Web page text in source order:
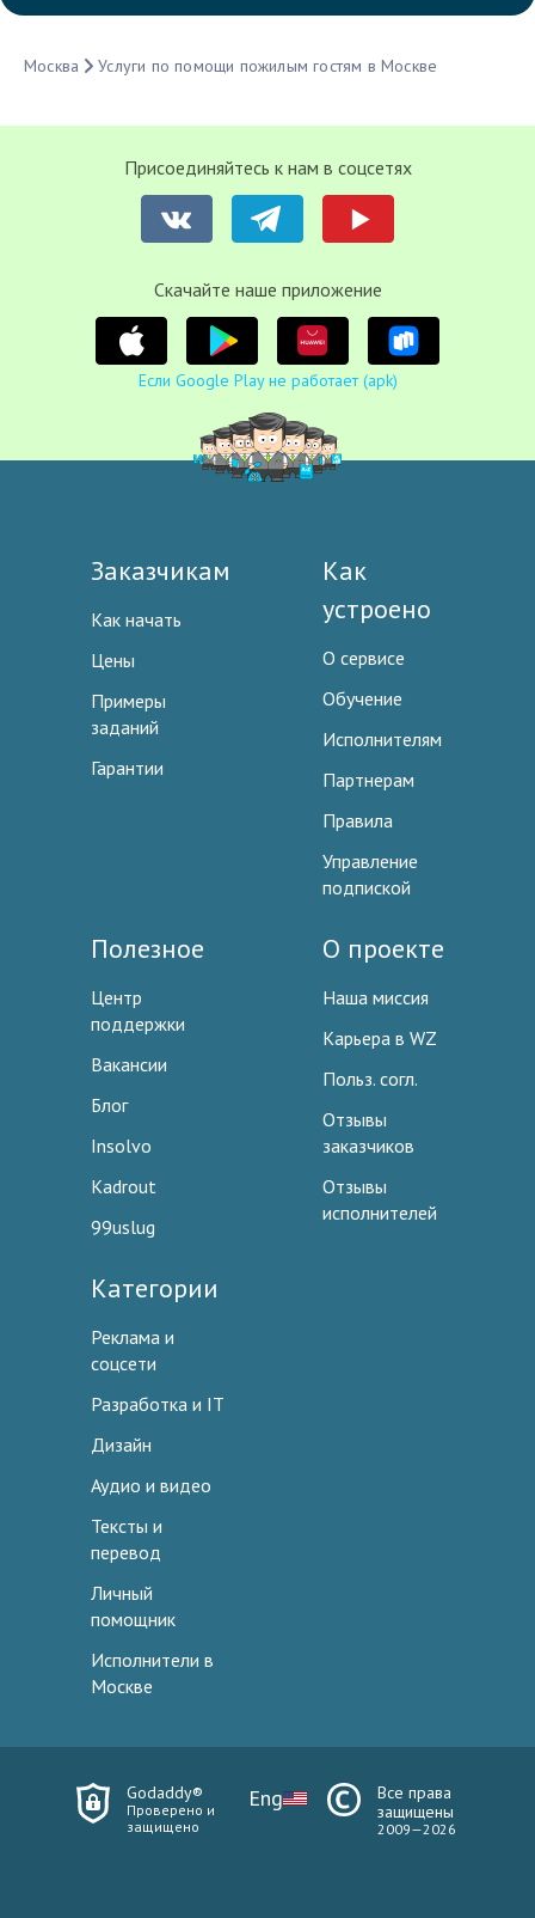
Москва Услуги по помощи пожилым гостям в Москве
Присоединяйтесь к нам в соцсетях
Cкачайте наше приложение
Если Google Play не работает (apk)
Заказчикам
Как начать
Цены
Примеры
заданий
Гарантии
Как
устроено
О сервисе
Обучение
Исполнителям
Партнерам
Правила
Управление
подпиской
Полезное
Центр
поддержки
Вакансии
Блог
Insolvo
Kadrout
99uslug
О проекте
Наша миссия
Карьера в WZ
Польз. согл.
Отзывы
заказчиков
Отзывы
исполнителей
Категории
Реклама и
соцсети
Разработка и IT
Дизайн
Аудио и видео
Тексты и
перевод
Личный
помощник
Исполнители в
Москве
Godaddy®
Проверено и
защищено
Eng
Все права
защищены
2009—2026